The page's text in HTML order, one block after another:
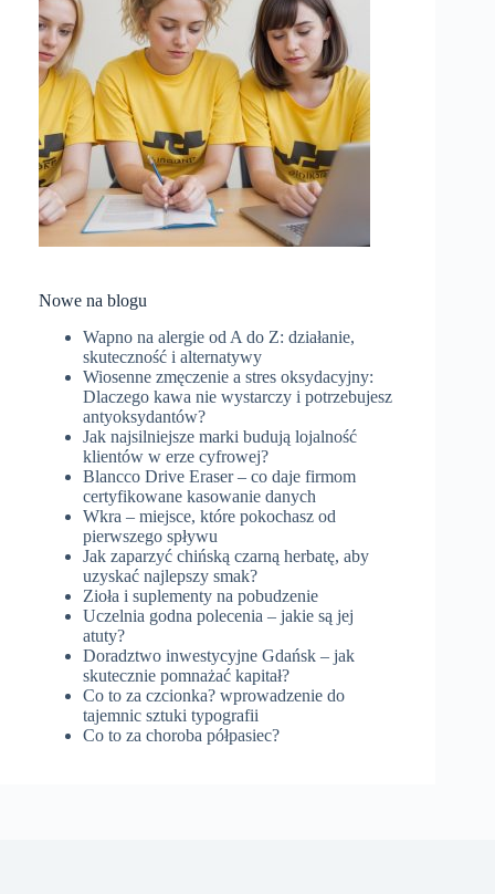
Nowe na blogu
Wapno na alergie od A do Z: działanie,
skuteczność i alternatywy
Wiosenne zmęczenie a stres oksydacyjny:
Dlaczego kawa nie wystarczy i potrzebujesz
antyoksydantów?
Jak najsilniejsze marki budują lojalność
klientów w erze cyfrowej?
Blancco Drive Eraser – co daje firmom
certyfikowane kasowanie danych
Wkra – miejsce, które pokochasz od
pierwszego spływu
Jak zaparzyć chińską czarną herbatę, aby
uzyskać najlepszy smak?
Zioła i suplementy na pobudzenie
Uczelnia godna polecenia – jakie są jej
atuty?
Doradztwo inwestycyjne Gdańsk – jak
skutecznie pomnażać kapitał?
Co to za czcionka? wprowadzenie do
tajemnic sztuki typografii
Co to za choroba półpasiec?